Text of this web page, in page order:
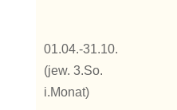
01.04.-31.10.
(jew. 3.So.
i.Monat)